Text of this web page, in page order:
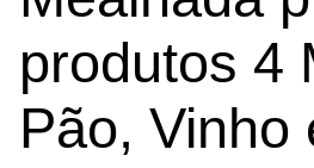
produtos 4
Pão, Vinho